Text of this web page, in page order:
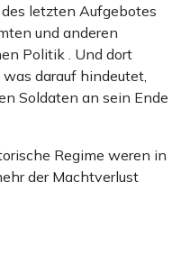
letzten Aufgebotes
und anderen
Politik . Und dort
darauf hindeutet,
Soldaten an sein Ende
Regime weren in
der Machtverlust